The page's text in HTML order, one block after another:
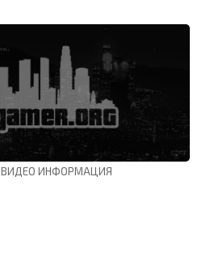
ВИДЕО ИНФОРМАЦИЯ